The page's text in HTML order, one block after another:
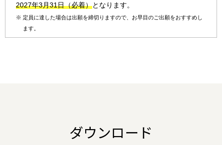
2027年3月31日（必着）となります。
※ 定員に達した場合は出願を締切りますので、お早目のご出願をおすすめし
ます。
ダウンロード